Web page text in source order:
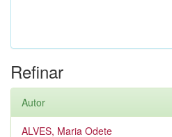
Refinar
Autor
ALVES, Maria Odete